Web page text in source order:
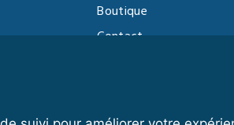
Boutique
Contact